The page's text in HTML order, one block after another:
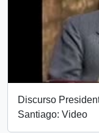
Discurso
Santiago: Video